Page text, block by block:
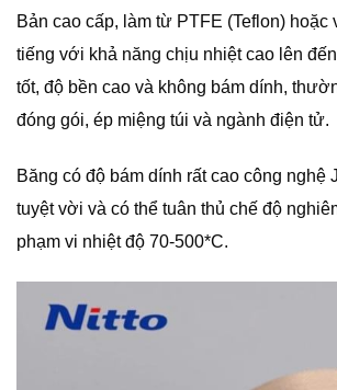
Bản cao cấp, làm từ PTFE (Teflon) hoặc
tiếng với khả năng chịu nhiệt cao lên
tốt, độ bền cao và không bám dính,
đóng gói, ép miệng túi và ngành điện tử.
Băng có độ bám dính rất cao công nghệ
tuyệt vời và có thể tuân thủ chế độ
phạm vi nhiệt độ 70-500*C.